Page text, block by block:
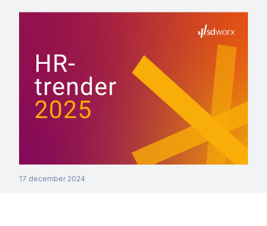
17 december 2024